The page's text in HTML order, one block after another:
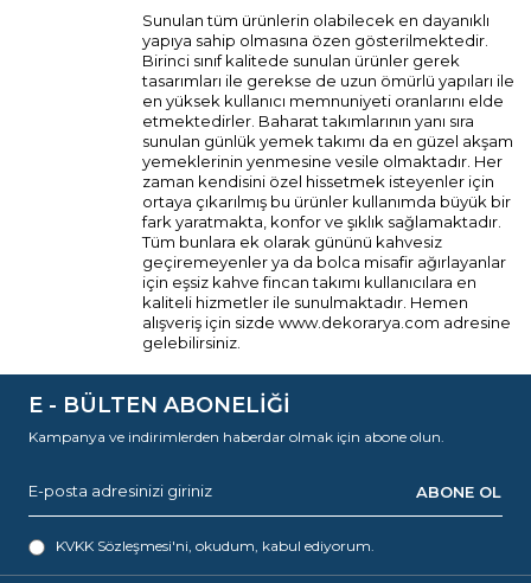
Sunulan tüm ürünlerin olabilecek en dayanıklı
yapıya sahip olmasına özen gösterilmektedir.
Birinci sınıf kalitede sunulan ürünler gerek
tasarımları ile gerekse de uzun ömürlü yapıları ile
en yüksek kullanıcı memnuniyeti oranlarını elde
etmektedirler. Baharat takımlarının yanı sıra
sunulan günlük yemek takımı da en güzel akşam
yemeklerinin yenmesine vesile olmaktadır. Her
zaman kendisini özel hissetmek isteyenler için
ortaya çıkarılmış bu ürünler kullanımda büyük bir
fark yaratmakta, konfor ve şıklık sağlamaktadır.
Tüm bunlara ek olarak gününü kahvesiz
geçiremeyenler ya da bolca misafir ağırlayanlar
için eşsiz kahve fincan takımı kullanıcılara en
kaliteli hizmetler ile sunulmaktadır. Hemen
alışveriş için sizde www.dekorarya.com adresine
gelebilirsiniz.
E - BÜLTEN ABONELİĞİ
Kampanya ve indirimlerden haberdar olmak için abone olun.
ABONE OL
KVKK Sözleşmesi'ni, okudum, kabul ediyorum.